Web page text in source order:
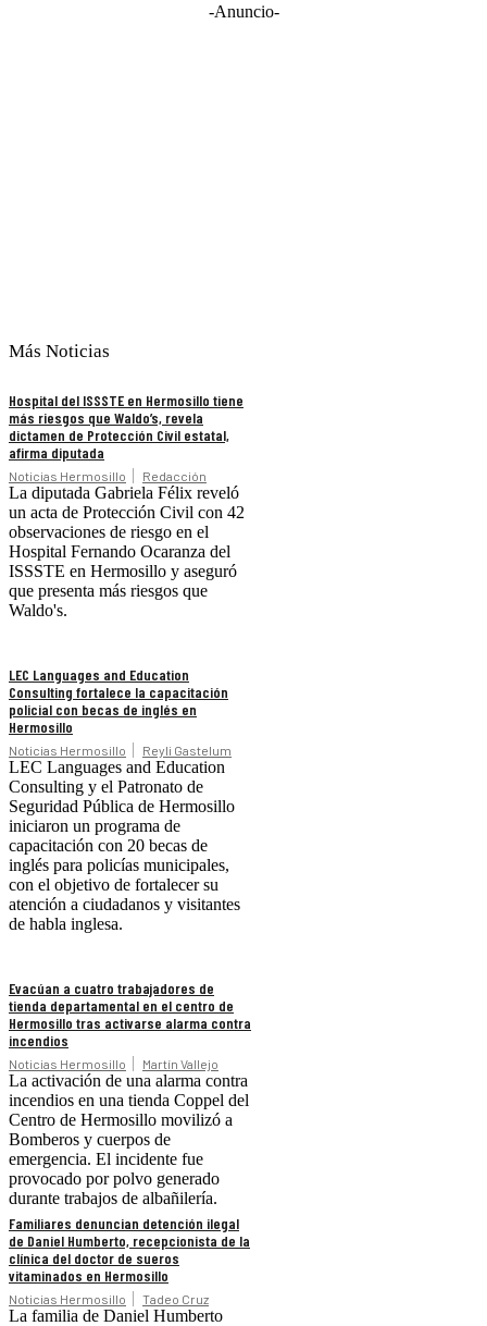
-Anuncio-
Más Noticias
Hospital del ISSSTE en Hermosillo tiene
más riesgos que Waldo’s, revela
dictamen de Protección Civil estatal,
afirma diputada
Noticias Hermosillo Redacción
La diputada Gabriela Félix reveló
un acta de Protección Civil con 42
observaciones de riesgo en el
Hospital Fernando Ocaranza del
ISSSTE en Hermosillo y aseguró
que presenta más riesgos que
Waldo's.
LEC Languages and Education
Consulting fortalece la capacitación
policial con becas de inglés en
Hermosillo
Noticias Hermosillo Reyli Gastelum
LEC Languages and Education
Consulting y el Patronato de
Seguridad Pública de Hermosillo
iniciaron un programa de
capacitación con 20 becas de
inglés para policías municipales,
con el objetivo de fortalecer su
atención a ciudadanos y visitantes
de habla inglesa.
Evacúan a cuatro trabajadores de
tienda departamental en el centro de
Hermosillo tras activarse alarma contra
incendios
Noticias Hermosillo Martín Vallejo
La activación de una alarma contra
incendios en una tienda Coppel del
Centro de Hermosillo movilizó a
Bomberos y cuerpos de
emergencia. El incidente fue
provocado por polvo generado
durante trabajos de albañilería.
Familiares denuncian detención ilegal
de Daniel Humberto, recepcionista de la
clínica del doctor de sueros
vitaminados en Hermosillo
Noticias Hermosillo Tadeo Cruz
La familia de Daniel Humberto